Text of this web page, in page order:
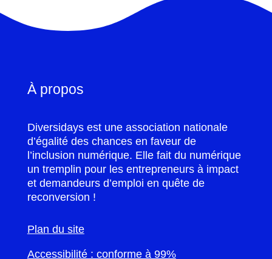
À propos
Diversidays est une association nationale
d’égalité des chances en faveur de
l’inclusion numérique. Elle fait du numérique
un tremplin pour les entrepreneurs à impact
et demandeurs d’emploi en quête de
reconversion !
Plan du site
Accessibilité : conforme à 99%